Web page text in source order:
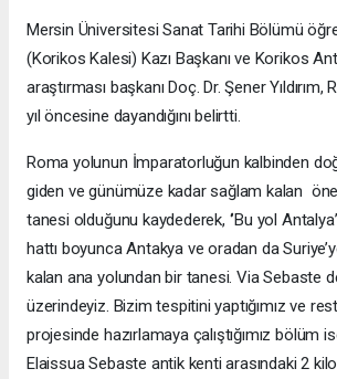
Mersin Üniversitesi Sanat Tarihi Bölümü
(Korikos Kalesi) Kazı Başkanı ve Korikos
araştırması başkanı Doç. Dr. Şener
yıl öncesine dayandığını belirtti.
Roma yolunun İmparatorluğun kalbinden
giden ve günümüze kadar sağlam kalan
tanesi olduğunu kaydederek, ‘’Bu yol
hattı boyunca Antakya ve oradan da
kalan ana yolundan bir tanesi. Via Sebaste
üzerindeyiz. Bizim tespitini yaptığımız ve
projesinde hazırlamaya çalıştığımız bölüm
Elaissua Sebaste antik kenti arasındaki 2